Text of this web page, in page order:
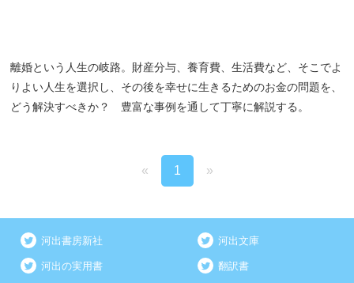
離婚という人生の岐路。財産分与、養育費、生活費など、そこでよ
りよい人生を選択し、その後を幸せに生きるためのお金の問題を、
どう解決すべきか？ 豊富な事例を通して丁寧に解説する。
« 1 »
河出書房新社 河出文庫
河出の実用書 翻訳書